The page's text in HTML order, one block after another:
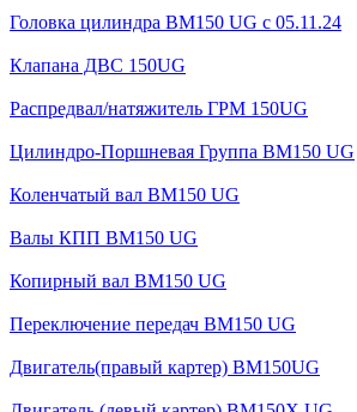
Головка цилиндра BM150 UG c 05.11.24
Клапана ДВС 150UG
Распредвал/натяжитель ГРМ 150UG
Цилиндро-Поршневая Группа BM150 UG
Коленчатый вал BM150 UG
Валы КПП BM150 UG
Копирный вал BM150 UG
Переключение передач BM150 UG
Двигатель(правый картер) ВМ150UG